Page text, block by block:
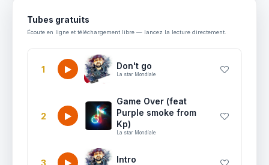
Tubes gratuits
Écoute en ligne et téléchargement libre — lancez la lecture directement.
1 Don't go
La star Mondiale
2
Game Over (feat
Purple smoke from
Kp)
La star Mondiale
3 Intro